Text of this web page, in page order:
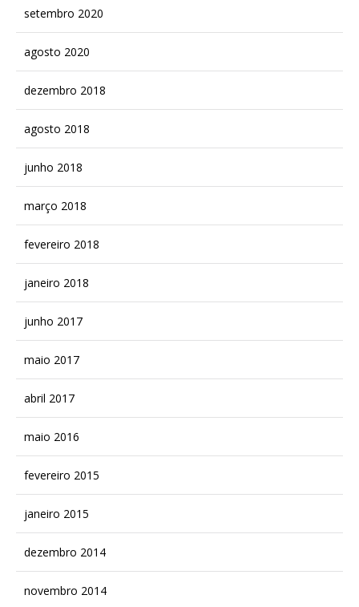
setembro 2020
agosto 2020
dezembro 2018
agosto 2018
junho 2018
março 2018
fevereiro 2018
janeiro 2018
junho 2017
maio 2017
abril 2017
maio 2016
fevereiro 2015
janeiro 2015
dezembro 2014
novembro 2014